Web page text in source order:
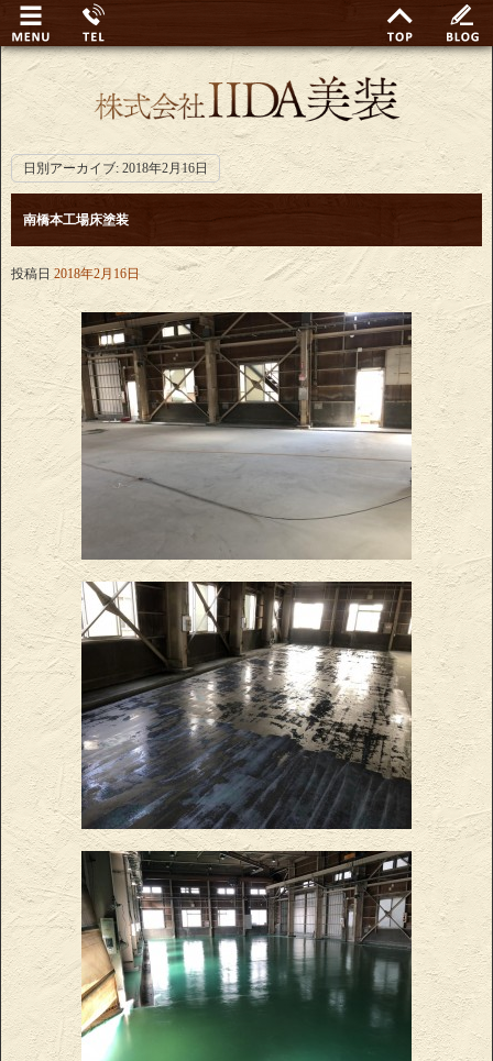
日別アーカイブ: 2018年2月16日
南橋本工場床塗装
投稿日 2018年2月16日